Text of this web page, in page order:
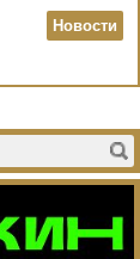
Новости